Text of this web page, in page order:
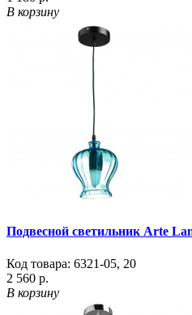
В корзину
Подвесной светильник Arte
Код товара: 6321-05, 20
2 560 р.
В корзину